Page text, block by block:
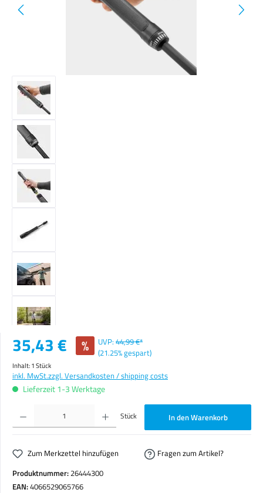
Verkaufspreis:
35,43 € % UVP: 44,99 €*
(21.25% gespart)
Inhalt:1 Stück
inkl. MwSt.zzgl. Versandkosten / shipping costs
Lieferzeit 1-3 Werktage
Produkt Anzahl: Gib den gewünschten Wert ein oder benutze die Schaltflächen um die Anzahl zu
Stück In den Warenkorb
Zum Merkzettel hinzufügen
Fragen zum Artikel?
Produktnummer:26444300
EAN:4066529065766